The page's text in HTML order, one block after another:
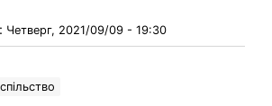
Четверг, 2021/09/09 - 19:30